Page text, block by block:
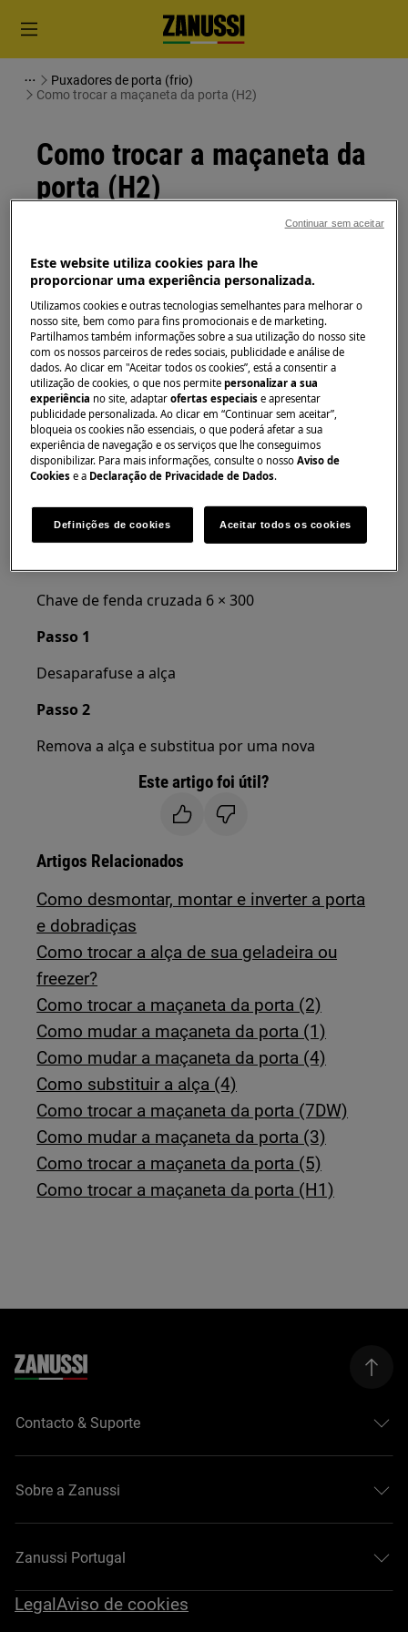
Puxadores de porta (frio)
Como trocar a maçaneta da porta (H2)
Como trocar a maçaneta da
porta (H2)
Antes de qualquer operação de manutenção,
desligue o aparelho e retire a ficha da
Sempre tome cuidado ao mover os aparelhos, para
os aparelhos pesados são necessárias duas pessoas
para movê-los.
Sempre use luvas de segurança e calçados fechados.
Observe que o reparo automático ou não
profissional pode ter consequências de segurança se
Como mudar a maçaneta da porta
Chave de fenda cruzada 6 × 300
Passo 1
Desaparafuse a alça
Passo 2
Remova a alça e substitua por uma nova
Este artigo foi útil?
Artigos Relacionados
Como desmontar, montar e inverter a porta
e dobradiças
Como trocar a alça de sua geladeira ou
freezer?
Como trocar a maçaneta da porta (2)
Como mudar a maçaneta da porta (1)
Como mudar a maçaneta da porta (4)
Como substituir a alça (4)
Como trocar a maçaneta da porta (7DW)
Como mudar a maçaneta da porta (3)
Como trocar a maçaneta da porta (5)
Como trocar a maçaneta da porta (H1)
Contacto & Suporte
Sobre a Zanussi
Zanussi Portugal
LegalAviso de cookies
Este website utiliza cookies para lhe
proporcionar uma experiência personalizada.
Utilizamos cookies e outras tecnologias semelhantes para melhorar o
nosso site, bem como para fins promocionais e de marketing.
Partilhamos também informações sobre a sua utilização do nosso site
com os nossos parceiros de redes sociais, publicidade e análise de
dados. Ao clicar em "Aceitar todos os cookies”, está a consentir a
utilização de cookies, o que nos permitepersonalizar a sua
experiência no site, adaptarofertas especiaise apresentar
publicidade personalizada. Ao clicar em “Continuar sem aceitar”,
bloqueia os cookies não essenciais, o que poderá afetar a sua
experiência de navegação e os serviços que lhe conseguimos
disponibilizar. Para mais informações, consulte o nossoAviso de
Cookies e a Declaração de Privacidade de Dados.
Definições de cookies Aceitar todos os cookies
Continuar sem aceitar